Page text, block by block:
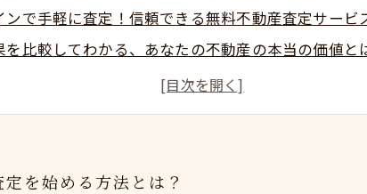
ンで手軽に査定！信頼できる無料不動産査定サービ
を比較してわかる、あなたの不動産の本当の価値と
で不安解消！専門家に聞く売却戦略のポイント
却を実現！簡単査定と無料相談で理想の取引を成功
取市場の今を知る：無料査定で始める賢い売却準備
を始める方法とは？